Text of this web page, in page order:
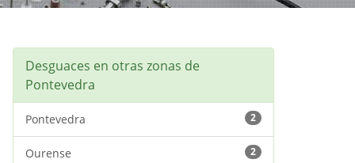
Desguaces en otras zonas de
Pontevedra
Pontevedra 2
Ourense 2